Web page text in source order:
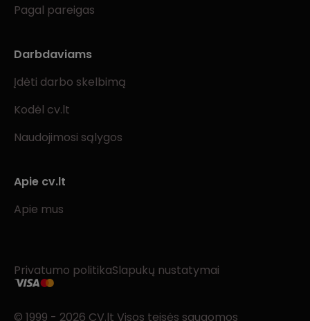
Pagal pareigas
Darbdaviams
Įdėti darbo skelbimą
Kodėl cv.lt
Naudojimosi sąlygos
Apie cv.lt
Apie mus
Privatumo politikaSlapukų nustatymai
© 1999 - 2026 CV.lt Visos teisės saugomos